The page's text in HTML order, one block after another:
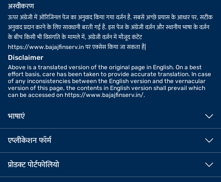
अस्वीकरण
ऊपर अंग्रेजी में ओरिजिनल पेज का अनुवाद किया गया वर्ज़न है. सबसे अच्छे प्रयास के आधार पर, सटीक
अनुवाद प्रदान करने के लिए सावधानी बरती गई है. इस पेज के अंग्रेजी वर्ज़न और स्थानीय भाषा के वर्ज़न
के बीच किसी भी विसंगति के मामले में, अंग्रेजी वर्ज़न में मौजूद कंटेंट
https://www.bajajfinserv.in पर एक्सेस किया जा सकता है|
Disclaimer
Above is a translated version of the original page in English. On a best
effort basis, care has been taken to provide accurate translation. In case
of any inconsistencies between the English version and the vernacular
version of this page, the contents in English version shall prevail which
can be accessed on https://www.bajajfinserv.in/.
भाषाएं
एप्लीकेशन फॉर्म
प्रोडक्ट पोर्टफोलियो